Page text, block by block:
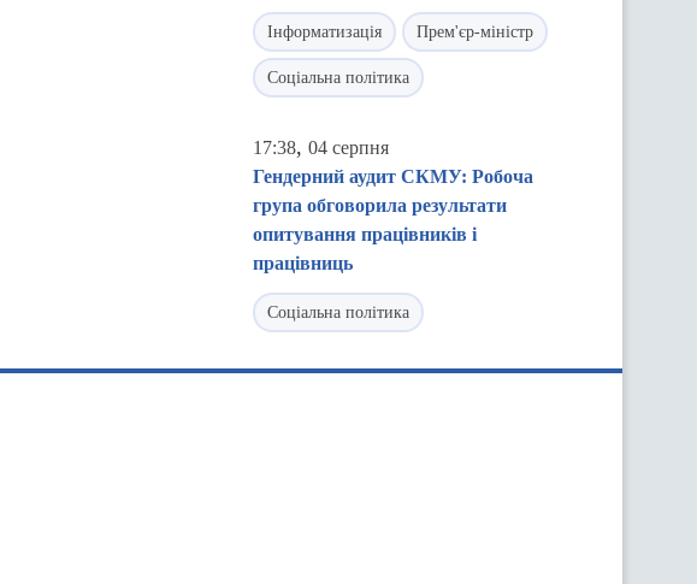
Інформатизація Прем'єр-міністр
Соціальна політика
17:38, 04 серпня
Гендерний аудит СКМУ: Робоча
група обговорила результати
опитування працівників і
працівниць
Соціальна політика